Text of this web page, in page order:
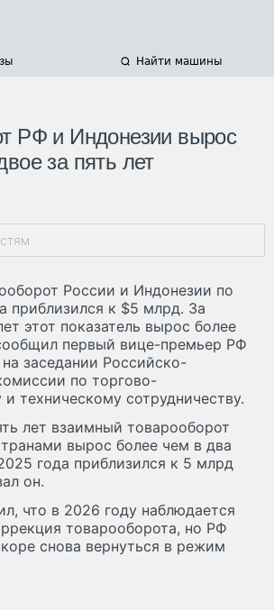
Найти машины
РФ и Индонезии вырос
за пять лет
России и Индонезии по
приблизился к $5 млрд. За
этот показатель вырос более
первый вице-премьер РФ
заседании Российско-
по торгово-
техническому сотрудничеству.
лет взаимный товарооборот
вырос более чем в два
года приблизился к 5 млрд
он.
что в 2026 году наблюдается
товарооборота, но РФ
снова вернуться в режим